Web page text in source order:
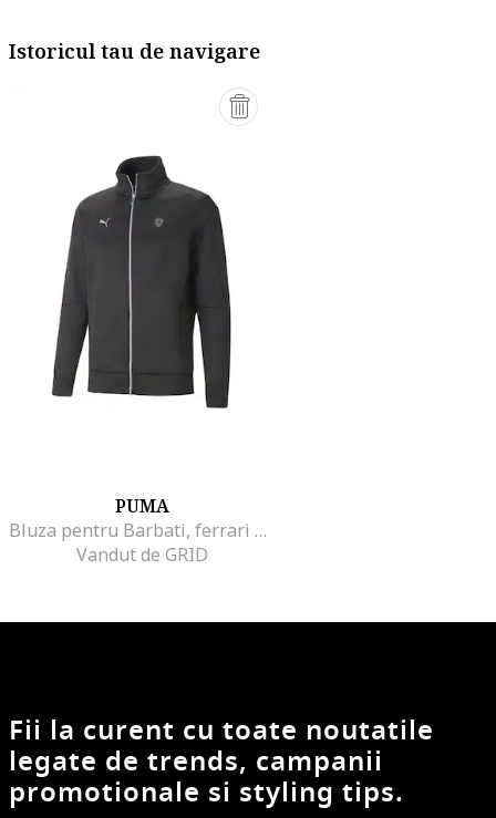
Istoricul tau de navigare
PUMA
Bluza pentru Barbati, ferrari style mt7 jacket, 538333-01, Negru, Negru
Vandut de GRID
Fii la curent cu toate noutatile
legate de trends, campanii
promotionale si styling tips.